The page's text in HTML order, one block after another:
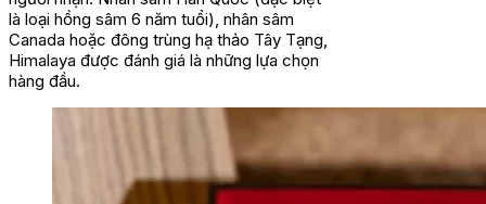
là loại hồng sâm 6 năm tuổi), nhân sâm
Canada hoặc đông trùng hạ thảo Tây Tạng,
Himalaya được đánh giá là những lựa chọn
hàng đầu.